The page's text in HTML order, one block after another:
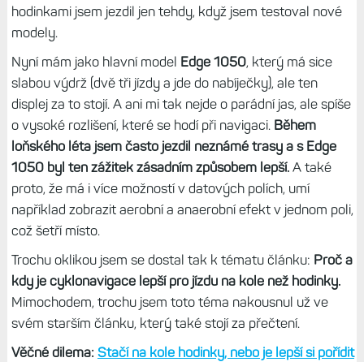
hodinkami jsem jezdil jen tehdy, když jsem testoval nové
modely.
Nyní mám jako hlavní model Edge 1050, který má sice
slabou výdrž (dvě tři jízdy a jde do nabíječky), ale ten
displej za to stojí. A ani mi tak nejde o parádní jas, ale spíše
o vysoké rozlišení, které se hodí při navigaci. Během
loňského léta jsem často jezdil neznámé trasy a s Edge
1050 byl ten zážitek zásadním způsobem lepší. A také
proto, že má i více možností v datových polích, umí
například zobrazit aerobní a anaerobní efekt v jednom poli,
což šetří místo.
Trochu oklikou jsem se dostal tak k tématu článku: Proč a
kdy je cyklonavigace lepší pro jízdu na kole než hodinky.
Mimochodem, trochu jsem toto téma nakousnul už ve
svém starším článku, který také stojí za přečtení.
Věčné dilema: Stačí na kole hodinky, nebo je lepší si pořídit